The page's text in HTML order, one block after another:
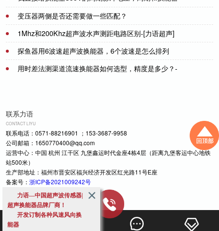
中心频率关联，换能器是不是就能发出超声波了？
变压器两侧是否还需要做一些匹配？
1Mhz和200Khz超声波水声测距电路区别-[力语超声]
探鱼器用6波速超声波换能器，6个波速是怎么排列
的？-[力语超声]
用时差法测渠道流速换能器如何选型，精度是多少？-
联系力语
CONTACT LIYU
联系电话：0571-88216901 ；153-3687-9958
公司邮箱：1650770400@qq.com
运营中心：中国 杭州 江干区 九堡鑫运时代金座4栋4层（距离九堡客运中心地铁
站500米）
生产部地址：福州市晋安区福兴经济开发区红光路11号E座
备案号： 浙ICP备2021009242号
力语—中国超声波传感器|
超声换能器品牌厂商！
开发订制各种风速风向换
能器